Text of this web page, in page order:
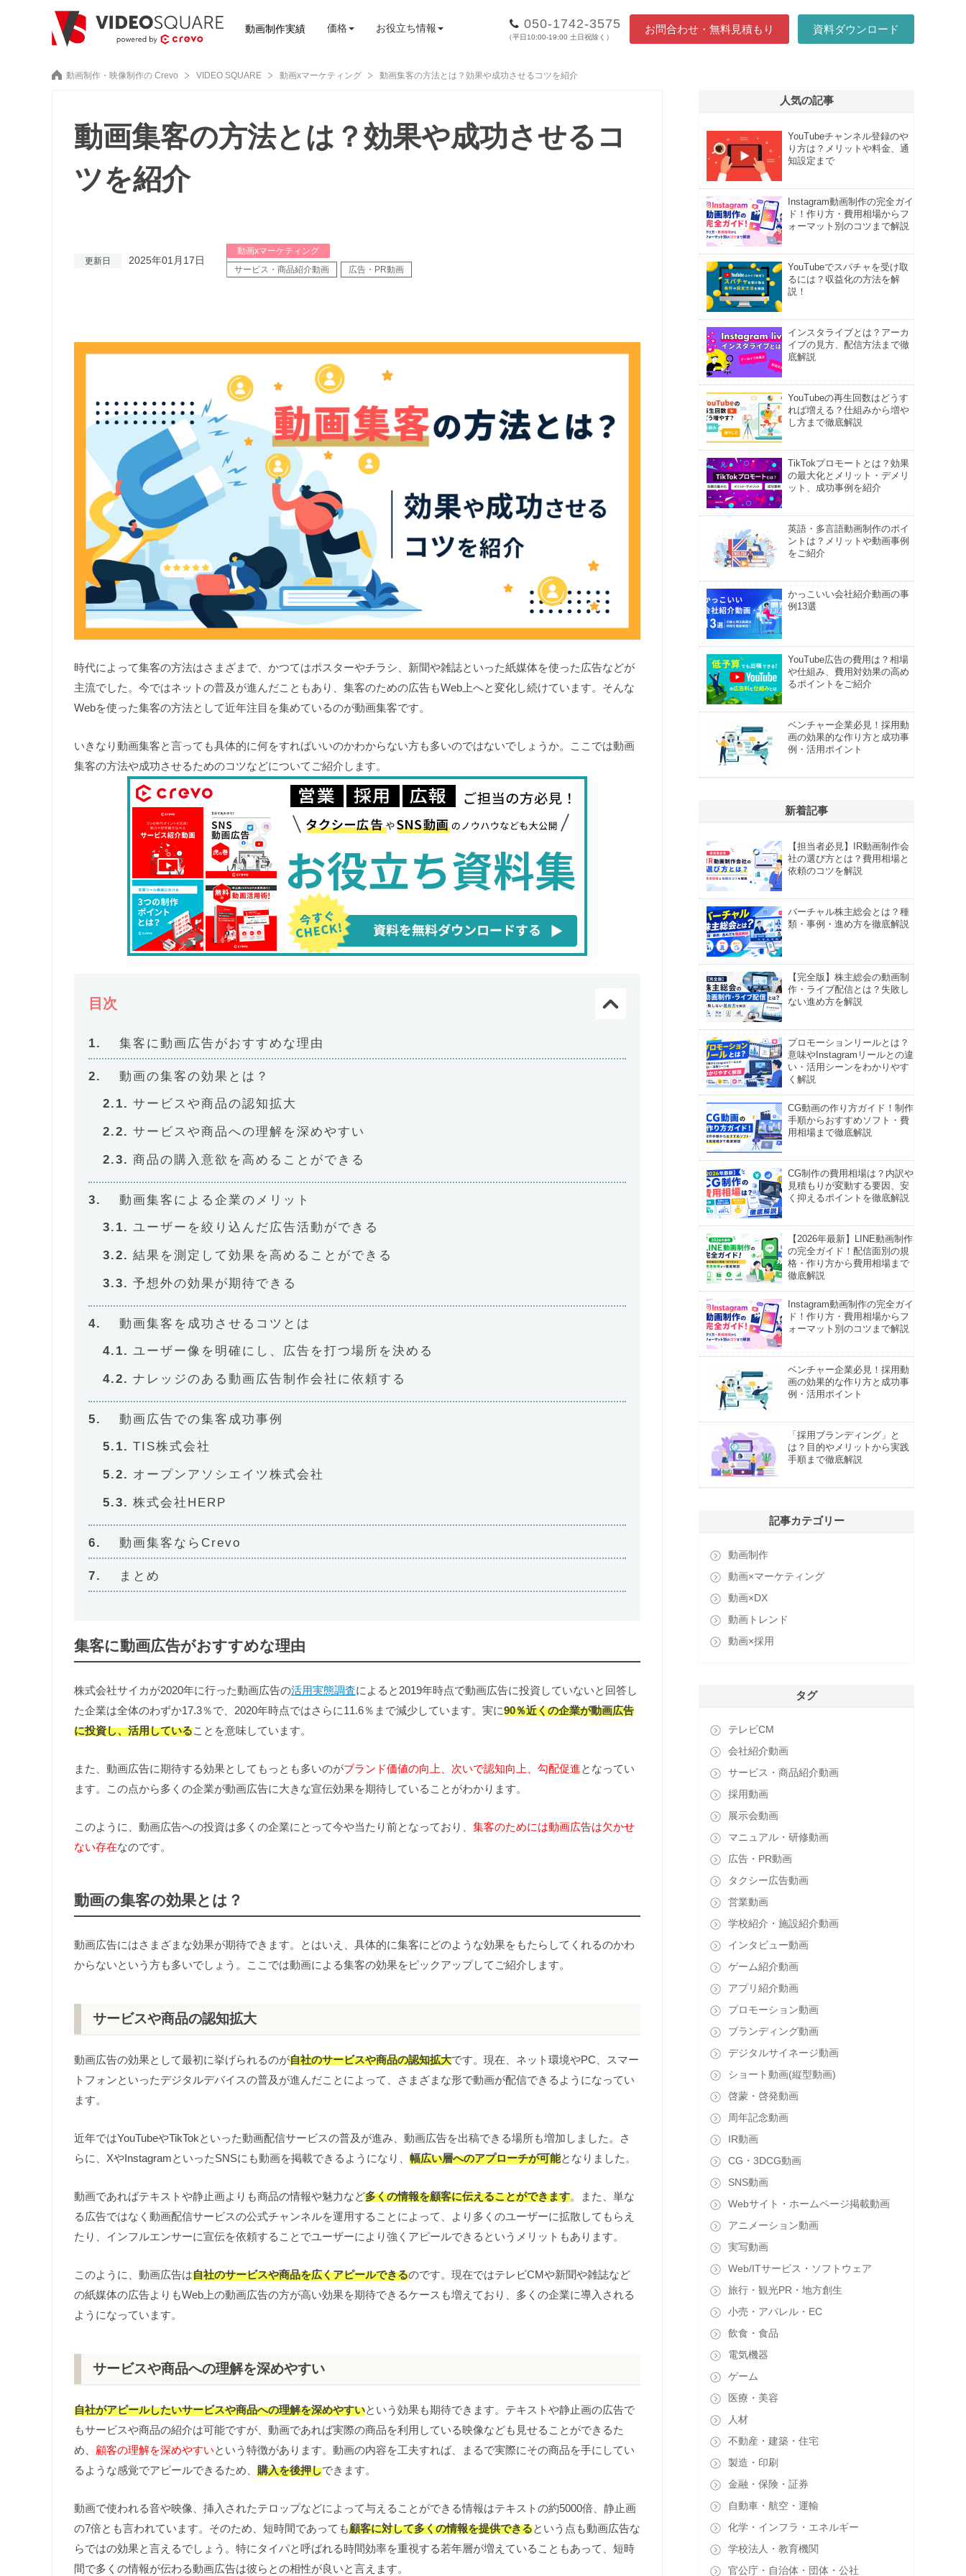
動画制作実績 価格 お役立ち情報 050-1742-3575
（平日10:00-19:00 土日祝除く）
お問合わせ・無料見積もり 資料ダウンロード
動画制作・映像制作の Crevo VIDEO SQUARE 動画xマーケティング 動画集客の方法とは？効果や成功させるコツを紹介
動画集客の方法とは？効果や成功させるコ
ツを紹介
更新日 2025年01月17日
動画xマーケティング
サービス・商品紹介動画
広告・PR動画
時代によって集客の方法はさまざまで、かつてはポスターやチラシ、新聞や雑誌といった紙媒体を使った広告などが
主流でした。今ではネットの普及が進んだこともあり、集客のための広告もWeb上へと変化し続けています。そんな
Webを使った集客の方法として近年注目を集めているのが動画集客です。
いきなり動画集客と言っても具体的に何をすればいいのかわからない方も多いのではないでしょうか。ここでは動画
集客の方法や成功させるためのコツなどについてご紹介します。
目次
集客に動画広告がおすすめな理由
動画の集客の効果とは？
サービスや商品の認知拡大
サービスや商品への理解を深めやすい
商品の購入意欲を高めることができる
動画集客による企業のメリット
ユーザーを絞り込んだ広告活動ができる
結果を測定して効果を高めることができる
予想外の効果が期待できる
動画集客を成功させるコツとは
ユーザー像を明確にし、広告を打つ場所を決める
ナレッジのある動画広告制作会社に依頼する
動画広告での集客成功事例
TIS株式会社
オープンアソシエイツ株式会社
株式会社HERP
動画集客ならCrevo
まとめ
集客に動画広告がおすすめな理由
株式会社サイカが2020年に行った動画広告の活用実態調査によると2019年時点で動画広告に投資していないと回答し
た企業は全体のわずか17.3％で、2020年時点ではさらに11.6％まで減少しています。実に90％近くの企業が動画広告
に投資し、活用していることを意味しています。
また、動画広告に期待する効果としてもっとも多いのがブランド価値の向上、次いで認知向上、勾配促進となってい
ます。この点から多くの企業が動画広告に大きな宣伝効果を期待していることがわかります。
このように、動画広告への投資は多くの企業にとって今や当たり前となっており、 集客のためには動画広告は欠かせ
ない存在なのです。
動画の集客の効果とは？
動画広告にはさまざまな効果が期待できます。とはいえ、具体的に集客にどのような効果をもたらしてくれるのかわ
からないという方も多いでしょう。ここでは動画による集客の効果をピックアップしてご紹介します。
サービスや商品の認知拡大
動画広告の効果として最初に挙げられるのが自社のサービスや商品の認知拡大です。現在、ネット環境やPC、スマー
トフォンといったデジタルデバイスの普及が進んだことによって、さまざまな形で動画が配信できるようになってい
ます。
近年ではYouTubeやTikTokといった動画配信サービスの普及が進み、動画広告を出稿できる場所も増加しました。さ
らに、XやInstagramといったSNSにも動画を掲載できるようになり、 幅広い層へのアプローチが可能となりました。
動画であればテキストや静止画よりも商品の情報や魅力など多くの情報を顧客に伝えることができます。また、単な
る広告ではなく動画配信サービスの公式チャンネルを運用することによって、より多くのユーザーに拡散してもらえ
たり、インフルエンサーに宣伝を依頼することでユーザーにより強くアピールできるというメリットもあります。
このように、動画広告は自社のサービスや商品を広くアピールできるのです。現在ではテレビCMや新聞や雑誌など
の紙媒体の広告よりもWeb上の動画広告の方が高い効果を期待できるケースも増えており、多くの企業に導入される
ようになっています。
サービスや商品への理解を深めやすい
自社がアピールしたいサービスや商品への理解を深めやすいという効果も期待できます。テキストや静止画の広告で
もサービスや商品の紹介は可能ですが、動画であれば実際の商品を利用している映像なども見せることができるた
め、 顧客の理解を深めやすいという特徴があります。動画の内容を工夫すれば、まるで実際にその商品を手にしてい
るような感覚でアピールできるため、 購入を後押しできます。
動画で使われる音や映像、挿入されたテロップなどによって与えることができる情報はテキストの約5000倍、静止画
の7倍とも言われています。そのため、短時間であっても顧客に対して多くの情報を提供できるという点も動画広告な
らではの効果と言えるでしょう。特にタイパと呼ばれる時間効率を重視する若年層が増えていることもあって、短時
間で多くの情報が伝わる動画広告は彼らとの相性が良いと言えます。
人気の記事
YouTubeチャンネル登録のや
り方は？メリットや料金、通
知設定まで
Instagram動画制作の完全ガイ
ド！作り方・費用相場からフ
ォーマット別のコツまで解説
YouTubeでスパチャを受け取
るには？収益化の方法を解
説！
インスタライブとは？アーカ
イブの見方、配信方法まで徹
底解説
YouTubeの再生回数はどうす
れば増える？仕組みから増や
し方まで徹底解説
TikTokプロモートとは？効果
の最大化とメリット・デメリ
ット、成功事例を紹介
英語・多言語動画制作のポイ
ントは？メリットや動画事例
をご紹介
かっこいい会社紹介動画の事
例13選
YouTube広告の費用は？相場
や仕組み、費用対効果の高め
るポイントをご紹介
ベンチャー企業必見！採用動
画の効果的な作り方と成功事
例・活用ポイント
新着記事
【担当者必見】IR動画制作会
社の選び方とは？費用相場と
依頼のコツを解説
バーチャル株主総会とは？種
類・事例・進め方を徹底解説
【完全版】株主総会の動画制
作・ライブ配信とは？失敗し
ない進め方を解説
プロモーションリールとは？
意味やInstagramリールとの違
い・活用シーンをわかりやす
く解説
CG動画の作り方ガイド！制作
手順からおすすめソフト・費
用相場まで徹底解説
CG制作の費用相場は？内訳や
見積もりが変動する要因、安
く抑えるポイントを徹底解説
【2026年最新】LINE動画制作
の完全ガイド！配信面別の規
格・作り方から費用相場まで
徹底解説
Instagram動画制作の完全ガイ
ド！作り方・費用相場からフ
ォーマット別のコツまで解説
ベンチャー企業必見！採用動
画の効果的な作り方と成功事
例・活用ポイント
「採用ブランディング」と
は？目的やメリットから実践
手順まで徹底解説
記事カテゴリー
動画制作
動画×マーケティング
動画×DX
動画トレンド
動画×採用
タグ
テレビCM
会社紹介動画
サービス・商品紹介動画
採用動画
展示会動画
マニュアル・研修動画
広告・PR動画
タクシー広告動画
営業動画
学校紹介・施設紹介動画
インタビュー動画
ゲーム紹介動画
アプリ紹介動画
プロモーション動画
ブランディング動画
デジタルサイネージ動画
ショート動画(縦型動画)
啓蒙・啓発動画
周年記念動画
IR動画
CG・3DCG動画
SNS動画
Webサイト・ホームページ掲載動画
アニメーション動画
実写動画
Web/ITサービス・ソフトウェア
旅行・観光PR・地方創生
小売・アパレル・EC
飲食・食品
電気機器
ゲーム
医療・美容
人材
不動産・建築・住宅
製造・印刷
金融・保険・証券
自動車・航空・運輸
化学・インフラ・エネルギー
学校法人・教育機関
官公庁・自治体・団体・公社